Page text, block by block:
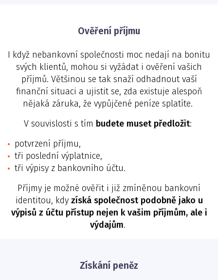
Ověření příjmu
I když nebankovní společnosti moc nedají na bonitu
svých klientů, mohou si vyžádat i ověření vašich
příjmů. Většinou se tak snaží odhadnout vaší
finanční situaci a ujistit se, zda existuje alespoň
nějaká záruka, že vypůjčené peníze splatíte.
V souvislosti s tím budete muset předložit:
potvrzení příjmu,
tři poslední výplatnice,
tři výpisy z bankovního účtu.
Příjmy je možné ověřit i již zmíněnou bankovní
identitou, kdy získá společnost podobně jako u
výpisů z účtu přístup nejen k vašim příjmům, ale i
výdajům.
Získání peněz